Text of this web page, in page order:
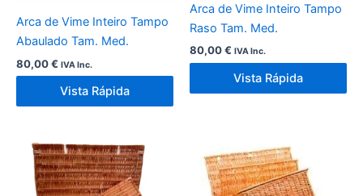
Arca de Vime Inteiro Tampo
Abaulado Tam. Med.
80,00€ IVA Inc.
Vista Rápida
Arca de Vime Inteiro Tampo
Raso Tam. Med.
80,00€ IVA Inc.
Vista Rápida